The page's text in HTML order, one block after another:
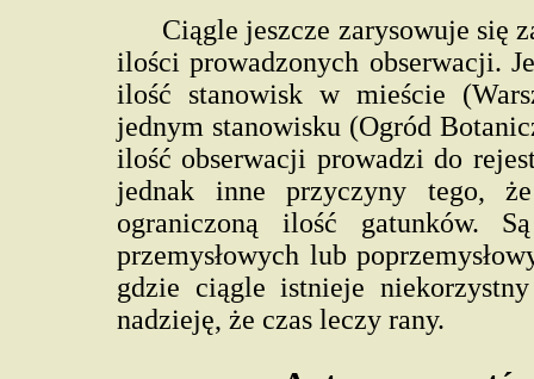
Ciągle jeszcze zarysowuje się
ilości prowadzonych obserwacji.
ilość stanowisk w mieście
jednym stanowisku (Ogród
ilość obserwacji prowadzi do
jednak inne przyczyny tego,
ograniczoną ilość gatunków.
przemysłowych lub
gdzie ciągle istnieje
nadzieję, że czas leczy rany.